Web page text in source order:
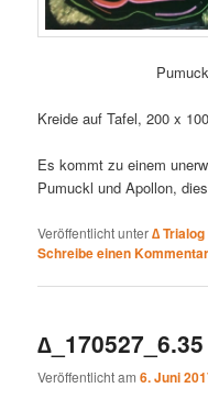
Kreide auf Tafel, 200 x
Es kommt zu einem
Pumuckl und Apollon,
Veröffentlicht unter∆
Schreibe einen Kommentar
∆_170527_6.35
Veröffentlicht am6. Juni